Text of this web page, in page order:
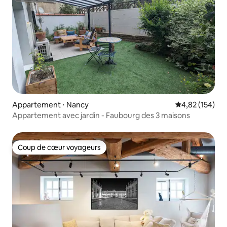
Appartement ⋅ Nancy Évaluation
4,82 (154)
Appartement avec jardin - Faubourg des 3 maisons
Coup de cœur voyageurs
Coup de cœur voyageurs